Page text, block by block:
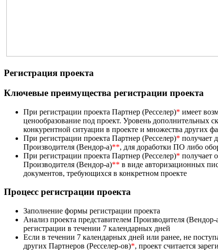
Регистрация проекта
Ключевые преимущества регистрации проекта
При регистрации проекта Партнер (Ресселер)* имеет
ценообразование под проект. Уровень дополнительных
конкурентной ситуации в проекте и множества других
При регистрации проекта Партнер (Ресселер)* получает
Производителя (Вендор-а)**, для доработки ПО либо
При регистрации проекта Партнер (Ресселер)* получает
Производителя (Вендор-а)** в виде авторизационных
документов, требующихся в конкретном проекте
Процесс регистрации проекта
Заполнение формы регистрации проекта
Анализ проекта представителем Производителя (Вендор-
регистрации в течении 7 календарных дней
Если в течении 7 календарных дней или ранее, не
других Партнеров (Ресселер-ов)*, проект считается